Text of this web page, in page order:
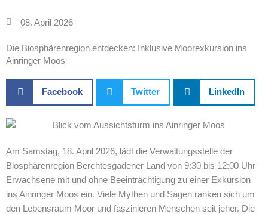
08. April 2026
Die Biosphärenregion entdecken: Inklusive Moorexkursion ins
Ainringer Moos
Facebook Twitter LinkedIn
Am Samstag, 18. April 2026, lädt die Verwaltungsstelle der
Biosphärenregion Berchtesgadener Land von 9:30 bis 12:00 Uhr
Erwachsene mit und ohne Beeinträchtigung zu einer Exkursion
ins Ainringer Moos ein. Viele Mythen und Sagen ranken sich um
den Lebensraum Moor und faszinieren Menschen seit jeher. Die